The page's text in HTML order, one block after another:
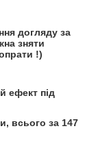
догляду за
зняти
!)
ефект під
всього за 147